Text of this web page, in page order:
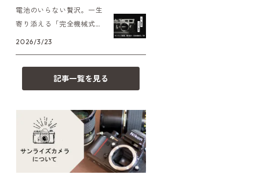
35シリーズ
RICOH（リコー）
Voigtlander（フォクトレンダー）
BESSA
YASHICA（ヤシカ）
Mamiya（マミヤ）
M645,二眼レフ
Plaubel（プラウベル）
MD（ミノルタ）
K（ペンタックス）
CY（ヤシカコンタックス）
M（ライカ）
R（ライカ）
E（ソニー）
電池のいらない贅沢。一生
寄り添える「完全機械式」
フィルムカメラの名機7選
2026/3/23
記事一覧を見る